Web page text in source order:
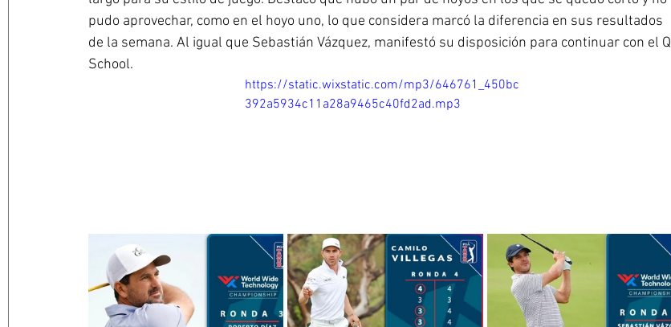
pudo aprovechar, como en el hoyo uno, lo que considera marcó la diferencia en sus resultados
de la semana. Al igual que Sebastián Vázquez, manifestó su disposición para continuar con el Q
School.
https://static.wixstatic.com/mp3/646761_450bc
392a5934c11a28a9465c40fd2ad.mp3